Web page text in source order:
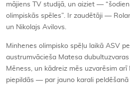
mājiens TV studijā, un aiziet —
olimpiskās spēles”. Ir zaudētāji —
un Nikolajs Avilovs.
Minhenes olimpisko spēļu laikā ASV
austrumvācieša Matesa
Mēness, un kādreiz mēs uzvarēsim
piepildās — par jauno karali